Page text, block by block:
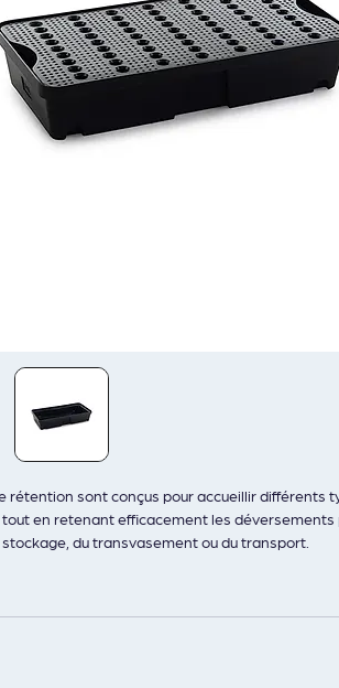
rétention sont conçus pour accueillir différents
en retenant efficacement les
du transvasement ou du transport.